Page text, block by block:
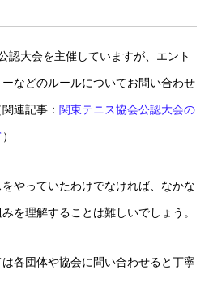
認大会を主催していますが、エント
などのルールについてお問い合わせ
連記事： 関東テニス協会公認大会の
）
やっていたわけでなければ、なかな
を理解することは難しいでしょう。
各団体や協会に問い合わせると丁寧